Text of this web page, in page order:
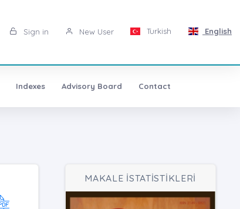
Sign in New User Turkish English
Indexes Advisory Board Contact
MAKALE İSTATİSTİKLERİ